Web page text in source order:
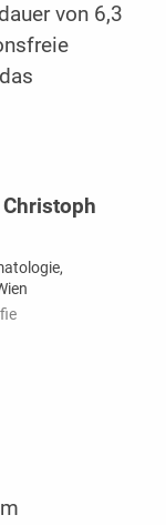
von 6,3